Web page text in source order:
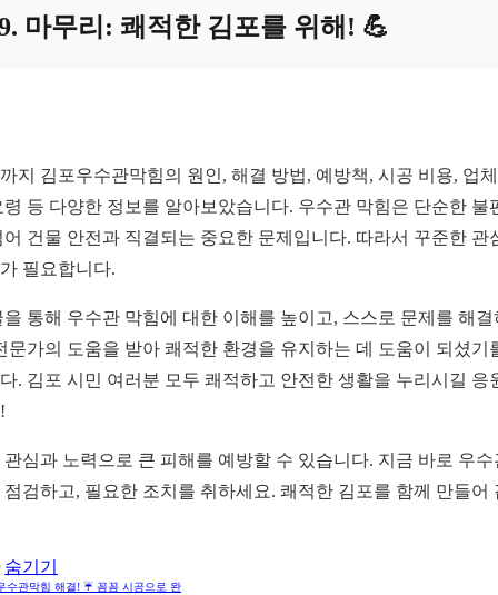
마무리: 쾌적한 김포를 위해! 💪
지 김포우수관막힘의 원인, 해결 방법, 예방책, 시공 비용, 업
령 등 다양한 정보를 알아보았습니다. 우수관 막힘은 단순한 불
어 건물 안전과 직결되는 중요한 문제입니다. 따라서 꾸준한 관
필요합니다.
을 통해 우수관 막힘에 대한 이해를 높이고, 스스로 문제를 해결
문가의 도움을 받아 쾌적한 환경을 유지하는 데 도움이 되셨기
. 김포 시민 여러분 모두 쾌적하고 안전한 생활을 누리시길 응
관심과 노력으로 큰 피해를 예방할 수 있습니다. 지금 바로 우수
점검하고, 필요한 조치를 취하세요. 쾌적한 김포를 함께 만들어
숨기기
수관막힘 해결! ☔️ 꼼꼼 시공으로 완